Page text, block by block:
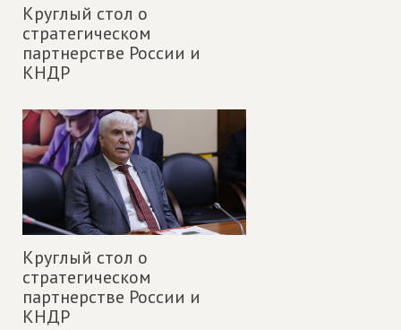
Круглый стол о
стратегическом
партнерстве России и
КНДР
Круглый стол о
стратегическом
партнерстве России и
КНДР